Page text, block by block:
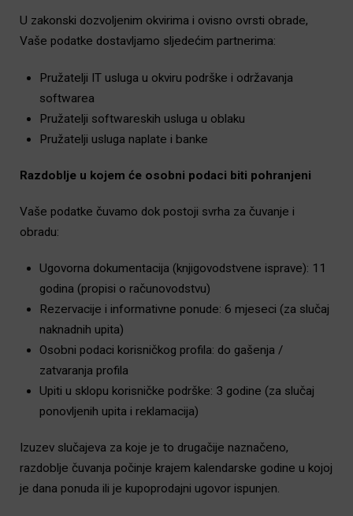
U zakonski dozvoljenim okvirima i ovisno ovrsti obrade,
Vaše podatke dostavljamo sljedećim partnerima:
Pružatelji IT usluga u okviru podrške i održavanja
softwarea
Pružatelji softwareskih usluga u oblaku
Pružatelji usluga naplate i banke
Razdoblje u kojem će osobni podaci biti pohranjeni
Vaše podatke čuvamo dok postoji svrha za čuvanje i
obradu:
Ugovorna dokumentacija (knjigovodstvene isprave): 11
godina (propisi o računovodstvu)
Rezervacije i informativne ponude: 6 mjeseci (za slučaj
naknadnih upita)
Osobni podaci korisničkog profila: do gašenja /
zatvaranja profila
Upiti u sklopu korisničke podrške: 3 godine (za slučaj
ponovljenih upita i reklamacija)
Izuzev slučajeva za koje je to drugačije naznačeno,
razdoblje čuvanja počinje krajem kalendarske godine u kojoj
je dana ponuda ili je kupoprodajni ugovor ispunjen.